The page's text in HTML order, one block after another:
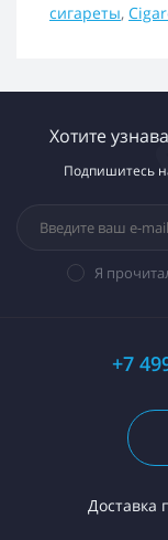
сигареты,
Хотите
Подпишитесь
Я
+7
Доставка